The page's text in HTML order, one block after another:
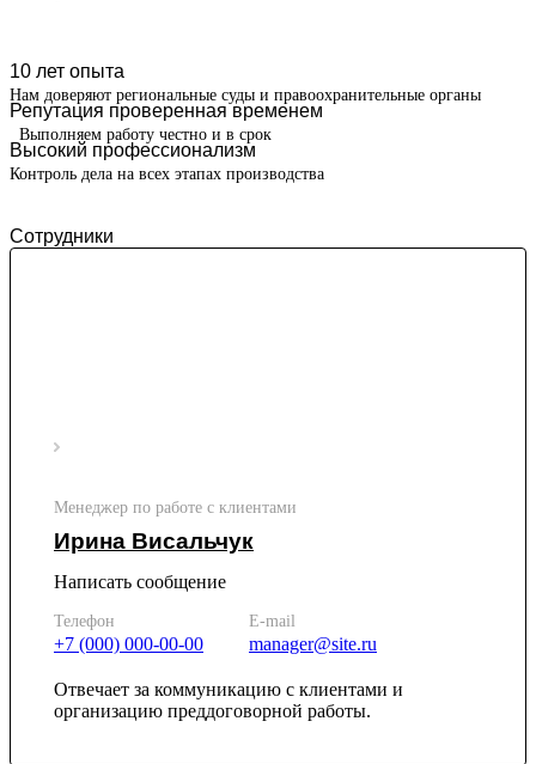
10 лет опыта
Нам доверяют региональные суды и правоохранительные органы
Репутация проверенная временем
Выполняем работу честно и в срок
Высокий профессионализм
Контроль дела на всех этапах производства
Сотрудники
Менеджер по работе с клиентами
Ирина Висальчук
Написать сообщение
Телефон
+7 (000) 000-00-00
E-mail
manager@site.ru
Отвечает за коммуникацию с клиентами и
организацию преддоговорной работы.